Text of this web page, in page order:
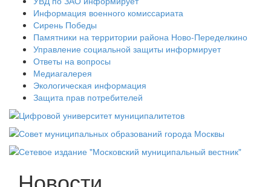
Информация военного комиссариата
Сирень Победы
Памятники на территории района Ново-Переделкино
Управление социальной защиты информирует
Ответы на вопросы
Медиагалерея
Экологическая информация
Защита прав потребителей